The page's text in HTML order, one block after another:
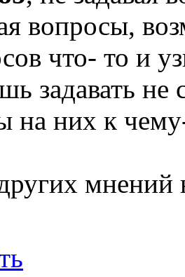
вопросы,
что- то и
задавать
на них к
мнений